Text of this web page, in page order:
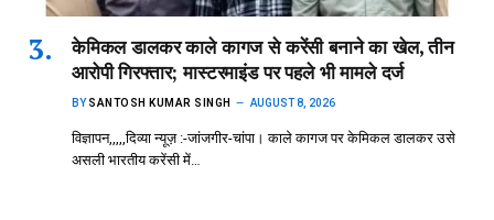
केमिकल डालकर काले कागज से करेंसी बनाने का खेल, तीन
आरोपी गिरफ्तार; मास्टरमाइंड पर पहले भी मामले दर्ज
BY SANTOSH KUMAR SINGH AUGUST 8, 2026
विज्ञापन,,,,,दिव्या न्यूज़ :-जांजगीर-चांपा। काले कागज पर केमिकल डालकर उसे
असली भारतीय करेंसी में…